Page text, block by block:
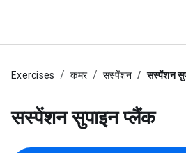
Exercises कमर सस्पेंशन सस्पेंशन
सस्पेंशन सुपाइन प्लैंक